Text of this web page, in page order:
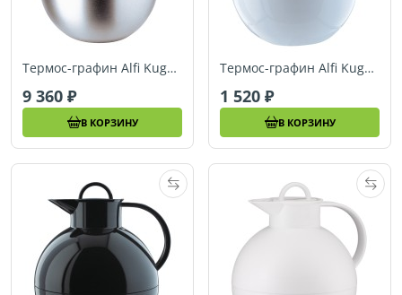
Термос-графин Alfi Kugel Stainless steel mat 1,0 L арт. 0101205094
9 360
В КОРЗИНУ
Термос-графин Alfi Kugel white 1,0 L арт.0105010094
1 520
В КОРЗИНУ